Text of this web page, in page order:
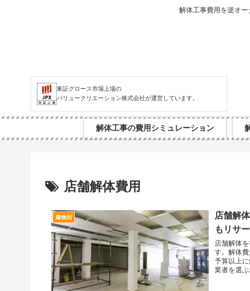
解体工事費用を逆オ
東証グロース市場上場の
バリュークリエーション株式会社が運営しています。
解体工事の費用シミュレーション
店舗解体費用
建物別
店舗解
もリサ
店舗解体
す。解体
予算以上
業者を選